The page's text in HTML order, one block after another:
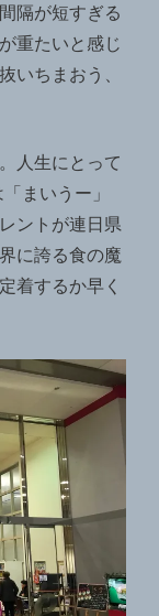
隔が短すぎる
重たいと感じ
いちまおう、
人生にとって
まいうー」
ントが連日県
に誇る食の魔
着するか早く